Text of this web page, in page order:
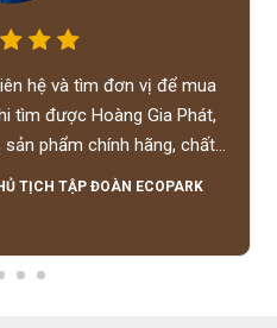
hệ và tìm đơn vị để mua
tìm được Hoàng Gia Phát,
phẩm chính hãng, chất
lý, hỗ trợ tận tình.
TỊCH TẬP ĐOÀN ECOPARK